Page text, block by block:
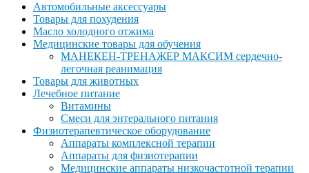
Автомобильные аксессуары
Товары для похудения
Масло холодного отжима
Медицинские товары для обучения
МАНЕКЕН-ТРЕНАЖЕР МАКСИМ сердечно-
легочная реанимация
Товары для животных
Лечебное питание
Витамины
Смеси для энтерального питания
Физиотерапевтическое оборудование
Аппараты комплексной терапии
Аппараты для физиотерапии
Медицинские аппараты низкочастотной терапии